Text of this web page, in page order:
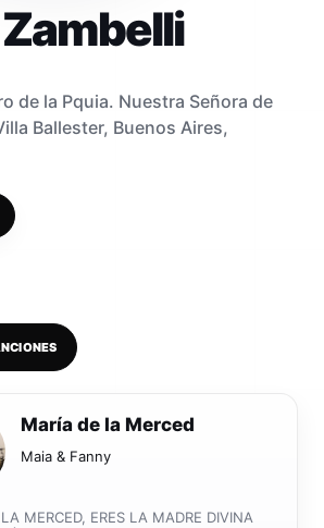
de la Pquia. Nuestra Señora de
Ballester, Buenos Aires,
María de la Merced
Maia & Fanny
MERCED, ERES LA MADRE DIVINA